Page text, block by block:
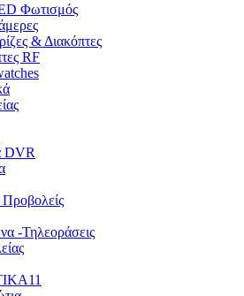
Φωτισμός
& Διακόπτες
RF
DVR
-Τηλεοράσεις